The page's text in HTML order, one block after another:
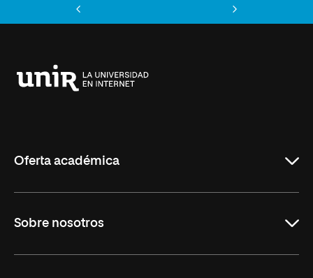
Oferta académica
Másteres Oficiales
Másteres Propios
Sobre nosotros